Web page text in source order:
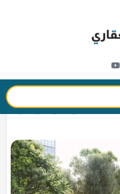
بناء 8 مجمّعات للمكاتب في
f
𝕏
in